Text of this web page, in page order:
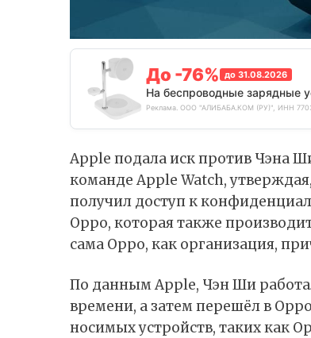
До -76% до 31.08.2026
На беспроводные зарядные
Реклама. ООО "АЛИБАБА.КОМ (РУ)", ИНН
Apple подала иск против Чэна
команде Apple Watch,утверждая
получил доступ к
Oppo, которая также
сама Oppo, как организация,
По даннымApple, Чэн Ши
времени, а затем перешёл в
носимых устройств, таких как